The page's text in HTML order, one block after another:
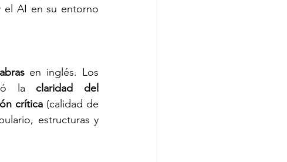
el AI en su entorno
en inglés. Los
la claridad del
crítica (calidad de
estructuras y